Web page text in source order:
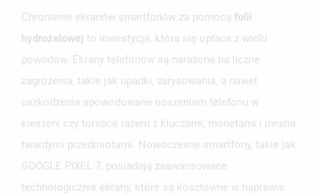
Chronienie ekranów smartfonów za pomocą folii
hydrożelowej to inwestycja, która się opłaca z wielu
powodów. Ekrany telefonów są narażone na liczne
zagrożenia, takie jak upadki, zarysowania, a nawet
uszkodzenia spowodowane noszeniem telefonu w
kieszeni czy torebce razem z kluczami, monetami i innymi
twardymi przedmiotami. Nowoczesne smartfony, takie jak
GOOGLE PIXEL 7, posiadają zaawansowane
technologicznie ekrany, które są kosztowne w naprawie